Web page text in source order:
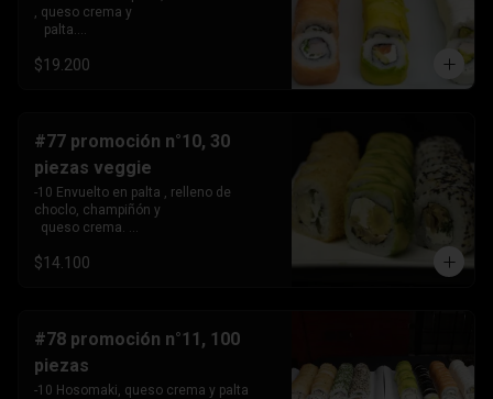
, queso crema y
   palta.
camarón, queso crema
$19.200
#77 promoción n°10, 30
piezas veggie
-10 Envuelto en palta , relleno de
choclo, champiñón y
  queso crema.
champiñón , queso
$14.100
#78 promoción n°11, 100
piezas
-10 Hosomaki, queso crema y palta